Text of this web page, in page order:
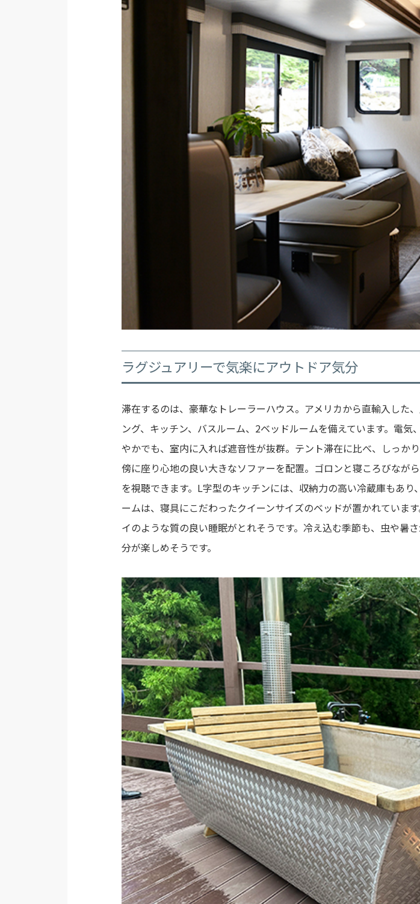
ラグジュアリーで気楽にアウトドア気分
滞在するのは、豪華なトレーラーハウス。アメリカから直輸入した
ング、キッチン、バスルーム、2ベッドルームを備えています。電
やかでも、室内に入れば遮音性が抜群。テント滞在に比べ、しっか
傍に座り心地の良い大きなソファーを配置。ゴロンと寝ころびなが
を視聴できます。L字型のキッチンには、収納力の高い冷蔵庫もあ
ームは、寝具にこだわったクイーンサイズのベッドが置かれていま
イのような質の良い睡眠がとれそうです。冷え込む季節も、虫や暑
分が楽しめそうです。